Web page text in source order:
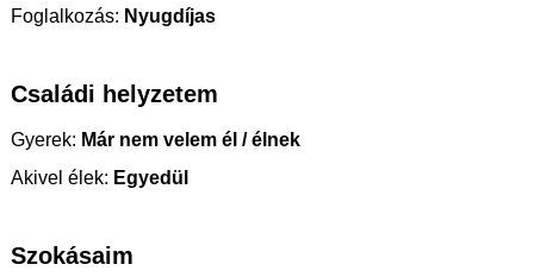
Foglalkozás: Nyugdíjas
Családi helyzetem
Gyerek: Már nem velem él / élnek
Akivel élek: Egyedül
Szokásaim